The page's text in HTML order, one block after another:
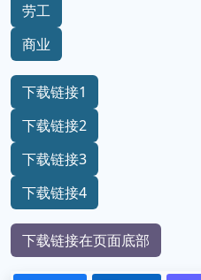
劳工
商业
下载链接1
下载链接2
下载链接3
下载链接4
下载链接在页面底部